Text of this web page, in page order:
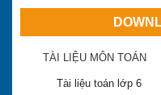
TÀI LIỆU MÔN TOÁN
Tài liệu toán lớp 6